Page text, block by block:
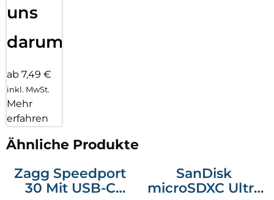
uns
darum!
ab 7,49 €
inkl. MwSt.
Mehr
erfahren
Ähnliche Produkte
Zagg Speedport
30 Mit USB-C
SanDisk
microSDXC Ultra